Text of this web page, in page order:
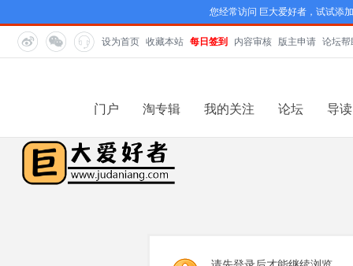
您经常访问 巨大爱好者，试试添
设为首页 收藏本站 每日签到 内容审核 版主申请 论坛帮
门户 淘专辑 我的关注 论坛 导读